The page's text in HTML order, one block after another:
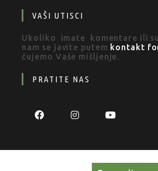
VAŠI UTISCI
Ukoliko imate komentare ili
nam se javite putem kontakt
čujemo Vaše mišljenje.
PRATITE NAS